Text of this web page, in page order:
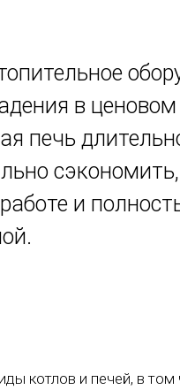
в
печь
сэкономить,
и
котлов и печей, в том